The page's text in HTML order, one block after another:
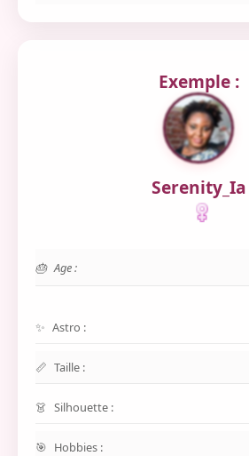
Exemple :
Serenity_Ia
Age :
Astro :
Taille :
Silhouette :
Hobbies :